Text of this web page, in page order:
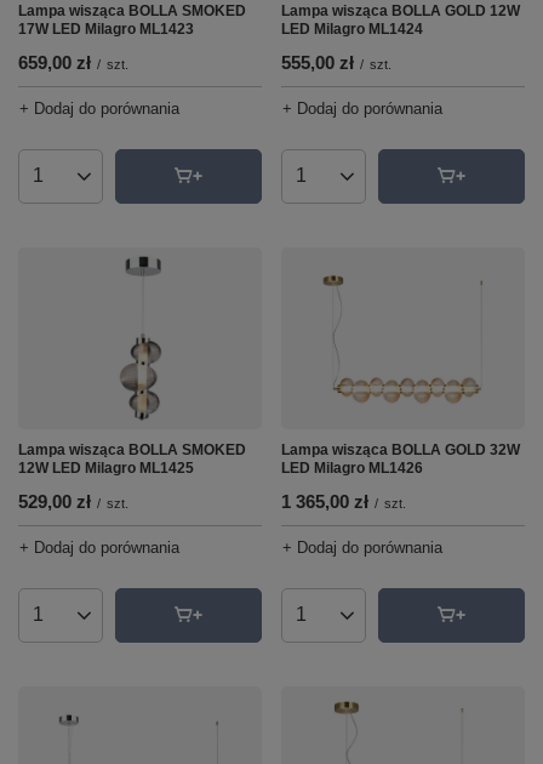
Lampa wisząca BOLLA SMOKED
17W LED Milagro ML1423
659,00 zł / szt.
+ Dodaj do porównania
Ilość produktów
Lampa wisząca BOLLA GOLD 12W
LED Milagro ML1424
555,00 zł / szt.
+ Dodaj do porównania
Ilość produktów
Lampa wisząca BOLLA SMOKED
12W LED Milagro ML1425
529,00 zł / szt.
+ Dodaj do porównania
Ilość produktów
Lampa wisząca BOLLA GOLD 32W
LED Milagro ML1426
1 365,00 zł / szt.
+ Dodaj do porównania
Ilość produktów